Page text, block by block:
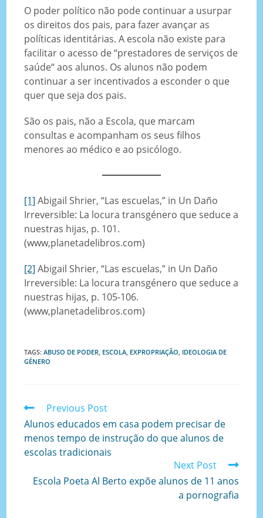
O poder político não pode continuar a usurpar
os direitos dos pais, para fazer avançar as
políticas identitárias. A escola não existe para
facilitar o acesso de “prestadores de serviços de
saúde“ aos alunos. Os alunos não podem
continuar a ser incentivados a esconder o que
quer que seja dos pais.
São os pais, não a Escola, que marcam
consultas e acompanham os seus filhos
menores ao médico e ao psicólogo.
[1] Abigail Shrier, “Las escuelas,” in Un Daño
Irreversible: La locura transgénero que seduce a
nuestras hijas, p. 101.
(www,planetadelibros.com)
[2] Abigail Shrier, “Las escuelas,” in Un Daño
Irreversible: La locura transgénero que seduce a
nuestras hijas, p. 105-106.
(www,planetadelibros.com)
TAGS:ABUSO DE PODER ESCOLA EXPROPRIAÇÃO IDEOLOGIA DE
GÉNERO
Previous Post
Alunos educados em casa podem precisar de
menos tempo de instrução do que alunos de
escolas tradicionais
Next Post
Escola Poeta Al Berto expõe alunos de 11 anos
a pornografia